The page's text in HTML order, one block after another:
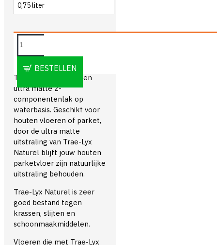
0,75 liter
BESTELLEN
OMSCHRIJVING
Trae-Lyx Naturel is een
ultra matte 2-
componentenlak op
waterbasis. Geschikt voor
houten vloeren of parket,
door de ultra matte
uitstraling van Trae-Lyx
Naturel blijft jouw houten
parketvloer zijn natuurlijke
uitstraling behouden.
Trae-Lyx Naturel is zeer
goed bestand tegen
krassen, slijten en
schoonmaakmiddelen.
Vloeren die met Trae-Lyx